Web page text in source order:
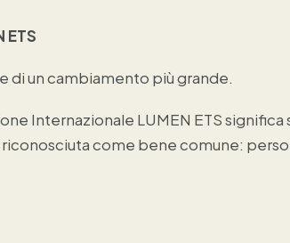
ETS
di un cambiamento più grande.
Internazionale LUMEN ETS
riconosciuta come bene comune: